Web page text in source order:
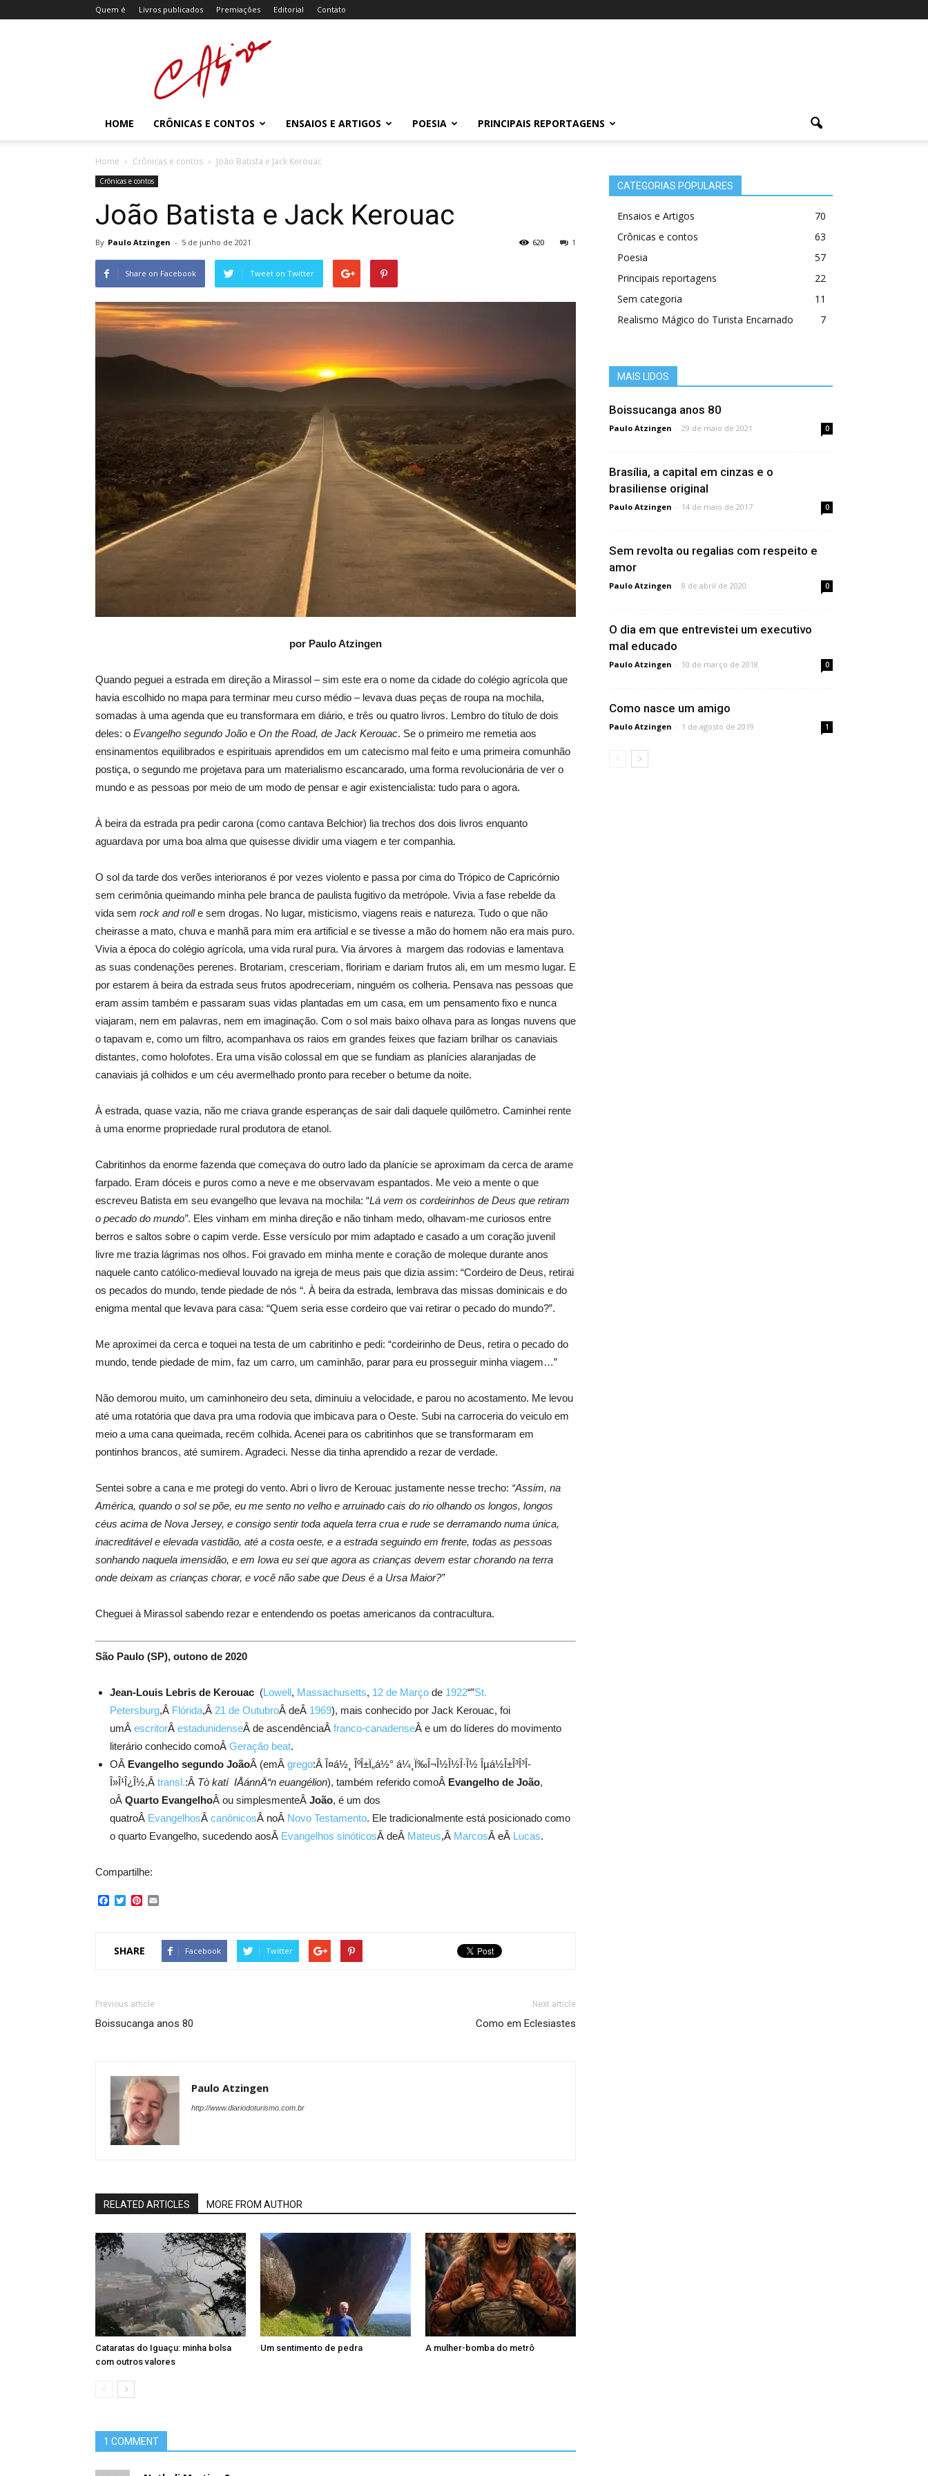
Quem é Livros publicados Premiações Editorial Contato
HOME CRÔNICAS E CONTOS ENSAIOS E ARTIGOS POESIA PRINCIPAIS REPORTAGENS
Home Crônicas e contos João Batista e Jack Kerouac
Crônicas e contos
João Batista e Jack Kerouac
By Paulo Atzingen - 5 de junho de 2021 1
620
Share on Facebook Tweet on Twitter
por Paulo Atzingen
Quando peguei a estrada em direção a Mirassol – sim este era o nome da cidade do colégio agrí­cola que
havia escolhido no mapa para terminar meu curso médio – levava duas peças de roupa na mochila,
somadas à uma agenda que eu transformara em diário, e três ou quatro livros. Lembro do tí­tulo de dois
deles: o Evangelho segundo João e On the Road, de Jack Kerouac. Se o primeiro me remetia aos
ensinamentos equilibrados e espirituais aprendidos em um catecismo mal feito e uma primeira comunhão
postiça, o segundo me projetava para um materialismo escancarado, uma forma revolucionária de ver o
mundo e as pessoas por meio de um modo de pensar e agir existencialista: tudo para o agora.
À beira da estrada pra pedir carona (como cantava Belchior) lia trechos dos dois livros enquanto
aguardava por uma boa alma que quisesse dividir uma viagem e ter companhia.
O sol da tarde dos verões interioranos é por vezes violento e passa por cima do Trópico de Capricórnio
sem cerimônia queimando minha pele branca de paulista fugitivo da metrópole. Vivia a fase rebelde da
vida sem rock and rolle sem drogas. No lugar, misticismo, viagens reais e natureza. Tudo o que não
cheirasse a mato, chuva e manhã para mim era artificial e se tivesse a mão do homem não era mais puro.
Vivia a época do colégio agrícola, uma vida rural pura. Via árvores à margem das rodovias e lamentava
as suas condenações perenes. Brotariam, cresceriam, floririam e dariam frutos ali, em um mesmo lugar. E
por estarem à beira da estrada seus frutos apodreceriam, ninguém os colheria. Pensava nas pessoas que
eram assim também e passaram suas vidas plantadas em um casa, em um pensamento fixo e nunca
viajaram, nem em palavras, nem em imaginação. Com o sol mais baixo olhava para as longas nuvens que
o tapavam e, como um filtro, acompanhava os raios em grandes feixes que faziam brilhar os canaviais
distantes, como holofotes. Era uma visão colossal em que se fundiam as planí­cies alaranjadas de
canaviais já colhidos e um céu avermelhado pronto para receber o betume da noite.
À estrada, quase vazia, não me criava grande esperanças de sair dali daquele quilômetro. Caminhei rente
à uma enorme propriedade rural produtora de etanol.
Cabritinhos da enorme fazenda que começava do outro lado da planí­cie se aproximam da cerca de arame
farpado. Eram dóceis e puros como a neve e me observavam espantados. Me veio a mente o que
escreveu Batista em seu evangelho que levava na mochila: “Lá vem os cordeirinhos de Deus que retiram
o pecado do mundo”. Eles vinham em minha direção e não tinham medo, olhavam-me curiosos entre
berros e saltos sobre o capim verde. Esse versí­culo por mim adaptado e casado a um coração juvenil
livre me trazia lágrimas nos olhos. Foi gravado em minha mente e coração de moleque durante anos
naquele canto católico-medieval louvado na igreja de meus pais que dizia assim: “Cordeiro de Deus, retirai
os pecados do mundo, tende piedade de nós “. À beira da estrada, lembrava das missas dominicais e do
enigma mental que levava para casa: “Quem seria esse cordeiro que vai retirar o pecado do mundo?”.
Me aproximei da cerca e toquei na testa de um cabritinho e pedi: “cordeirinho de Deus, retira o pecado do
mundo, tende piedade de mim, faz um carro, um caminhão, parar para eu prosseguir minha viagem…”
Não demorou muito, um caminhoneiro deu seta, diminuiu a velocidade, e parou no acostamento. Me levou
até uma rotatória que dava pra uma rodovia que imbicava para o Oeste. Subi na carroceria do veiculo em
meio a uma cana queimada, recém colhida. Acenei para os cabritinhos que se transformaram em
pontinhos brancos, até sumirem. Agradeci. Nesse dia tinha aprendido a rezar de verdade.
Sentei sobre a cana e me protegi do vento. Abri o livro de Kerouac justamente nesse trecho: “Assim, na
América, quando o sol se põe, eu me sento no velho e arruinado cais do rio olhando os longos, longos
céus acima de Nova Jersey, e consigo sentir toda aquela terra crua e rude se derramando numa única,
inacreditável e elevada vastidão, até a costa oeste, e a estrada seguindo em frente, todas as pessoas
sonhando naquela imensidão, e em Iowa eu sei que agora as crianças devem estar chorando na terra
onde deixam as crianças chorar, e você não sabe que Deus é a Ursa Maior?”
Cheguei à Mirassol sabendo rezar e entendendo os poetas americanos da contracultura.
São Paulo (SP), outono de 2020
Jean-Louis Lebris de Kerouac (Lowell, Massachusetts, 12 de Março de 1922“”St.
Petersburg,Â Flórida,Â 21 de OutubroÂ deÂ 1969), mais conhecido por Jack Kerouac, foi
umÂ escritorÂ estadunidenseÂ de ascendênciaÂ franco-canadenseÂ e um do lí­deres do movimento
literário conhecido comoÂ Geração beat.
OÂ Evangelho segundo JoãoÂ (emÂ grego:Â Î¤á½¸ ÎºÎ±Ï„á½° á¼¸Ï‰Î¬Î½Î½Î·Î½ Îµá½Î±Î³Î³Î­
Î»Î¹Î¿Î½,Â transl.:Â Tò katí IÅánnÄ“n euangélion), também referido comoÂ Evangelho de João,
oÂ Quarto EvangelhoÂ ou simplesmenteÂ João, é um dos
quatroÂ EvangelhosÂ canônicosÂ noÂ Novo Testamento. Ele tradicionalmente está posicionado como
o quarto Evangelho, sucedendo aosÂ Evangelhos sinóticosÂ deÂ Mateus,Â MarcosÂ eÂ Lucas.
Compartilhe:
Facebook
TwitterPinterest
SHARE Facebook Twitter
Previous article
Boissucanga anos 80
Next article
Como em Eclesiastes
Paulo Atzingen
http://www.diariodoturismo.com.br
RELATED ARTICLES MORE FROM AUTHOR
Cataratas do Iguaçu: minha bolsa
com outros valores
Um sentimento de pedra A mulher-bomba do metrô
1 COMMENT
CATEGORIAS POPULARES
Ensaios e Artigos
70
Crônicas e contos
63
Poesia
57
Principais reportagens
22
Sem categoria
11
Realismo Mágico do Turista Encarnado
7
MAIS LIDOS
Boissucanga anos 80
Paulo Atzingen - 29 de maio de 2021 0
Brasí­lia, a capital em cinzas e o
brasiliense original
Paulo Atzingen - 14 de maio de 2017 0
Sem revolta ou regalias com respeito e
amor
Paulo Atzingen - 8 de abril de 2020 0
O dia em que entrevistei um executivo
mal educado
Paulo Atzingen - 10 de março de 2018 0
Como nasce um amigo
Paulo Atzingen - 1 de agosto de 2019 1